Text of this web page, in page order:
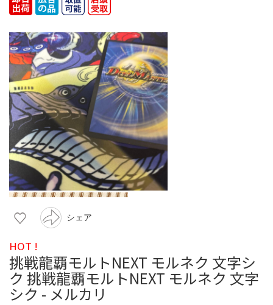
シェア
HOT !
挑戦龍覇モルトNEXT モルネク 文字シ
ク 挑戦龍覇モルトNEXT モルネク 文字
シク - メルカリ